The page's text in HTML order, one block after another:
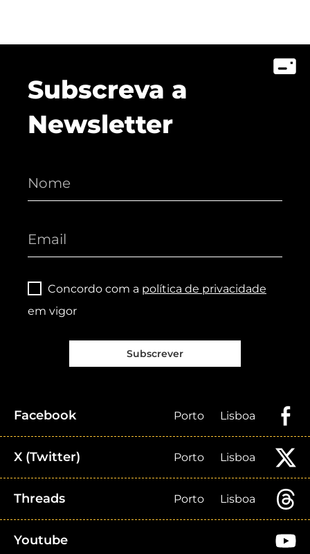
Subscreva a
Newsletter
Concordo com a política de privacidade
em vigor
Subscrever
Facebook Porto Lisboa
X (Twitter) Porto Lisboa
Threads Porto Lisboa
Youtube